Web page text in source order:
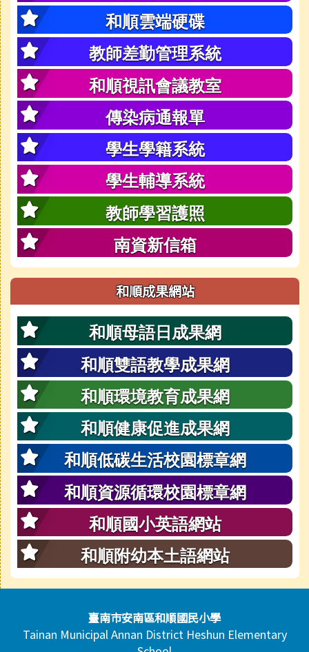
和順雲端硬碟
教師差勤管理系統
和順視訊會議教室
傳染病通報單
學生學籍系統
學生輔導系統
教師學習護照
南資新信箱
和順成果網站
和順母語日成果網
和順雙語教學成果網
和順環境教育成果網
和順健康促進成果網
和順低碳生活校園標章網
和順資源循環校園標章網
和順國小英語網站
和順附幼本土語網站
頁尾區域內容臺南市安南區和順國民小學
Tainan Municipal Annan District Heshun Elementary